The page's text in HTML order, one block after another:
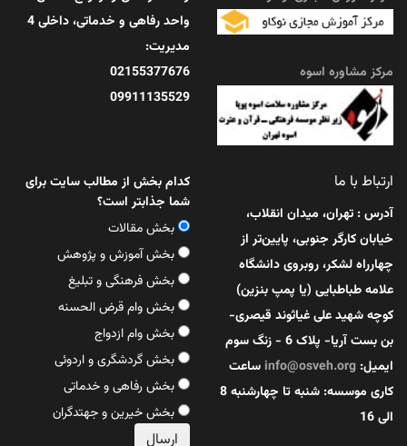
مرداد 11, 1405
مرکز مشاوره اسوه
واحد رفاهی و خدماتی، داخلی 4
مدیریت:
02155377676
09911135529
ارتباط با ما
آدرس : تهران، میدان انقلاب،
خیابان کارگر جنوبی، پایین‌تر از
چهارراه لشکر، روبروی دانشگاه
علامه طباطبایی (یا پمپ بنزین)
کوچه شهید علی غیاثوند قیصری-
بن بست آریا- پلاک 6 - زنگ سوم
ایمیل: info@osveh.org ساعت
کاری موسسه: شنبه تا چهارشنبه 8
الی 16
کدام بخش از مطالب سایت برای
شما جذابتر است؟
بخش مقالات
بخش آموزش و پژوهش
بخش فرهنگی و تبلیغ
بخش وام قرض الحسنه
بخش وام ازدواج
بخش گردشگری و اردوئی
بخش رفاهی و خدماتی
بخش خیرین و جهتدگران